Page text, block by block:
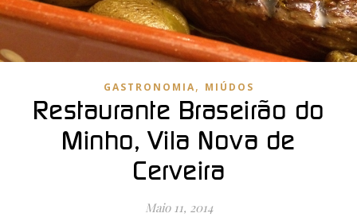
GASTRONOMIA, MIÚDOS
Restaurante Braseirão do
Minho, Vila Nova de
Cerveira
Maio 11, 2014